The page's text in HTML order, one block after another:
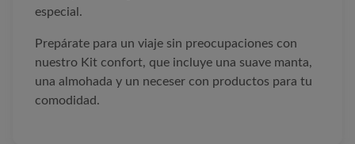
especial.
Prepárate para un viaje sin preocupaciones con
nuestro Kit confort, que incluye una suave manta,
una almohada y un neceser con productos para tu
comodidad.